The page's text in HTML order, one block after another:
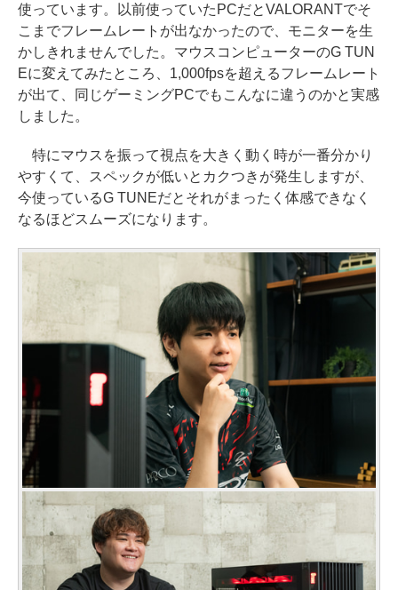
使っています。以前使っていたPCだとVALORANTでそ
こまでフレームレートが出なかったので、モニターを生
かしきれませんでした。マウスコンピューターのG TUN
Eに変えてみたところ、1,000fpsを超えるフレームレート
が出て、同じゲーミングPCでもこんなに違うのかと実感
しました。
特にマウスを振って視点を大きく動く時が一番分かり
やすくて、スペックが低いとカクつきが発生しますが、
今使っているG TUNEだとそれがまったく体感できなく
なるほどスムーズになります。